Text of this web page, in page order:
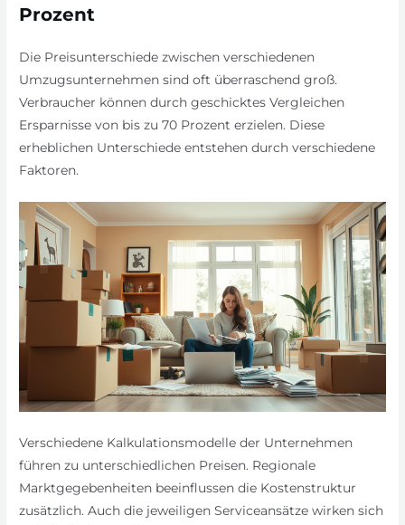
Prozent
Die Preisunterschiede zwischen verschiedenen
Umzugsunternehmen sind oft überraschend groß.
Verbraucher können durch geschicktes Vergleichen
Ersparnisse von bis zu 70 Prozent erzielen. Diese
erheblichen Unterschiede entstehen durch verschiedene
Faktoren.
Verschiedene Kalkulationsmodelle der Unternehmen
führen zu unterschiedlichen Preisen. Regionale
Marktgegebenheiten beeinflussen die Kostenstruktur
zusätzlich. Auch die jeweiligen Serviceansätze wirken sich